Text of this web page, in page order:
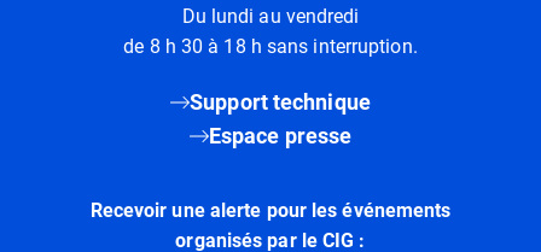
Du lundi au vendredi
de 8 h 30 à 18 h sans interruption.
Support technique
Espace presse
Recevoir une alerte pour les événements
organisés par le CIG :